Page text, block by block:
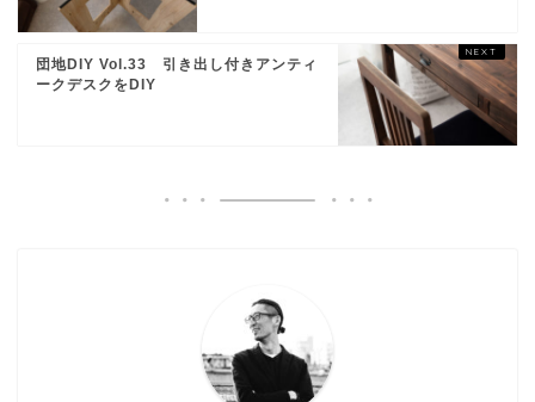
団地DIY Vol.33 引き出し付きアンティ
ークデスクをDIY